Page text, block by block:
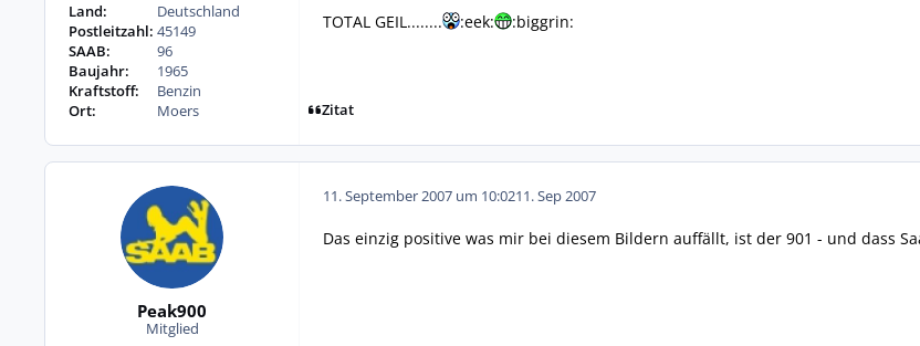
Land:
Deutschland
Postleitzahl: 45149
SAAB:
96
Baujahr:
1965
Kraftstoff:
Benzin
Ort:
Moers
TOTAL GEIL........
:eek: :biggrin:
Zitat
Peak900
Mitglied
11. September 2007 um 10:0211. Sep 2007
Das einzig positive was mir bei diesem Bildern auffällt, ist der 901 - und dass